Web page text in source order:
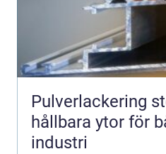
Pulverlackering
hållbara ytor för
industri